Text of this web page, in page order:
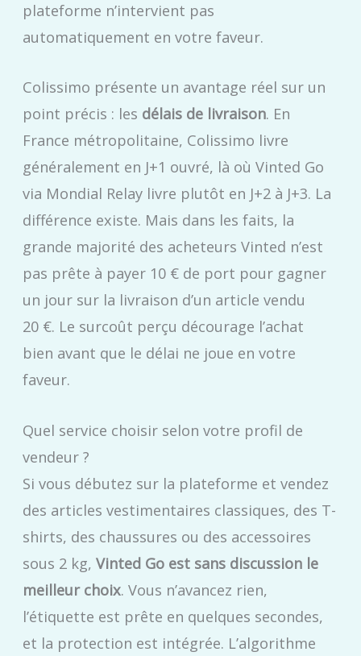
plateforme n’intervient pas
automatiquement en votre faveur.
Colissimo présente un avantage réel sur un
point précis : les délais de livraison. En
France métropolitaine, Colissimo livre
généralement en J+1 ouvré, là où Vinted Go
via Mondial Relay livre plutôt en J+2 à J+3. La
différence existe. Mais dans les faits, la
grande majorité des acheteurs Vinted n’est
pas prête à payer 10 € de port pour gagner
un jour sur la livraison d’un article vendu
20 €. Le surcoût perçu décourage l’achat
bien avant que le délai ne joue en votre
faveur.
Quel service choisir selon votre profil de
vendeur ?
Si vous débutez sur la plateforme et vendez
des articles vestimentaires classiques, des T-
shirts, des chaussures ou des accessoires
sous 2 kg,Vinted Go est sans discussion le
meilleur choix. Vous n’avancez rien,
l’étiquette est prête en quelques secondes,
et la protection est intégrée. L’algorithme